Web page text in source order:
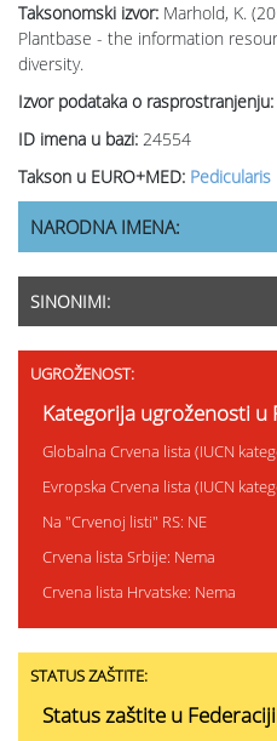
Taksonomski izvor: Marhold, K.
Plantbase - the information
diversity.
Izvor podataka o rasprostranjenju:
ID imena u bazi: 24554
Takson u EURO+MED:
NARODNA IMENA:
SINONIMI:
UGROŽENOST:
Kategorija ugroženosti u
Globalna Crvena lista (IUCN
Evropska Crvena lista (IUCN
Na "Crvenoj listi" RS: NE
Crvena lista Srbije: Nema
Crvena lista Hrvatske: Nema
STATUS ZAŠTITE:
Status zaštite u